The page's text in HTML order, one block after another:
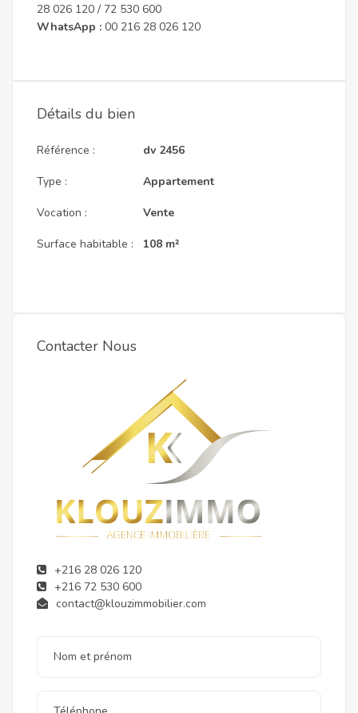
28 026 120 / 72 530 600
WhatsApp : 00 216 28 026 120
Détails du bien
Référence :
Type :
Vocation :
Surface habitable :
dv 2456
Appartement
Vente
108 m²
Contacter Nous
+216 28 026 120
+216 72 530 600
contact@klouzimmobilier.com